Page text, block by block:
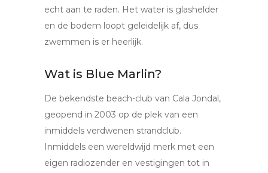
echt aan te raden. Het water is glashelder
en de bodem loopt geleidelijk af, dus
zwemmen is er heerlijk.
Wat is Blue Marlin?
De bekendste beach-club van Cala Jondal,
geopend in 2003 op de plek van een
inmiddels verdwenen strandclub.
Inmiddels een wereldwijd merk met een
eigen radiozender en vestigingen tot in